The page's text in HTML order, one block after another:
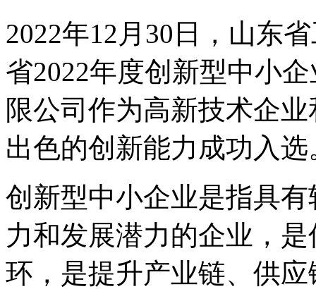
2022年12月30日，山东
省2022年度创新型中小
限公司作为高新技术企
出色的创新能力成功入选
创新型中小企业是指具
力和发展潜力的企业，
环，是提升产业链、供